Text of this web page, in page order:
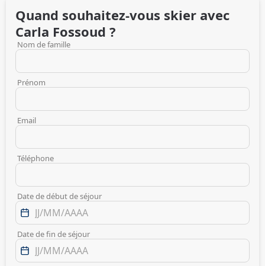
Quand souhaitez-vous skier avec
Carla Fossoud ?
Nom de famille
Prénom
Email
Téléphone
Date de début de séjour
Date de fin de séjour